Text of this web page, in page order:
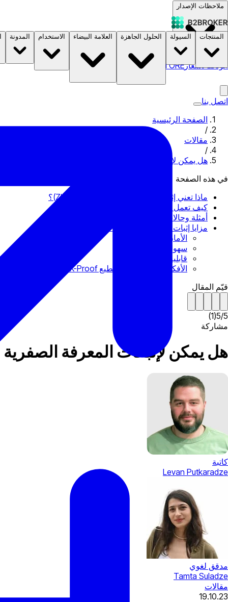
ملاحظات الإصدار
الوثائقالأسعارB2STORE
المنتجات السيولة الحلول الجاهزة العلامة البيضاء الاستخدام المدونة
اتصل بنا
الصفحة الرئيسية
/
مقالات
/
هل يمكن لإثباتات المعرفة الصفرية استعادة الثقة في
في هذه الصفحة
ماذا تعني إثباتات المعرفة الصفرية (Zk-Proofs)؟
كيف تعمل بروفات ZK؟
أمثلة وحالات تطبيق إثبات المعرفة الصفرية
مزايا إثبات ZK في أنظمة blockchain
الأمان والخصوصية
سهولة الاستخدام
قابلية التوسع
الأفكار النهائية: هل يستطيع ZK-Proof حفظ التشفير؟
قيّم المقال
5/5
(
1
)
مشاركة
هل يمكن لإثباتات المعرفة
كاتبة
Levan Putkaradze
مدقق لغوي
Tamta Suladze
مقالات
19.10.23